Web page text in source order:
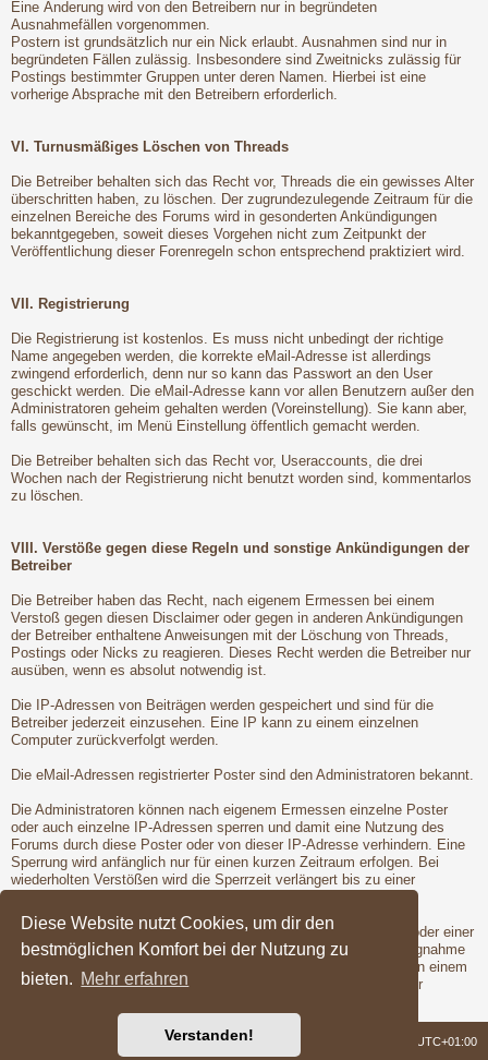
Diese Website nutzt Cookies, um dir den
bestmöglichen Komfort bei der Nutzung zu
bieten. Mehr erfahren
Verstanden!
Eine Änderung wird von den Betreibern nur in begründeten
Ausnahmefällen vorgenommen.
Postern ist grundsätzlich nur ein Nick erlaubt. Ausnahmen sind nur in
begründeten Fällen zulässig. Insbesondere sind Zweitnicks zulässig für
Postings bestimmter Gruppen unter deren Namen. Hierbei ist eine
vorherige Absprache mit den Betreibern erforderlich.
VI. Turnusmäßiges Löschen von Threads
Die Betreiber behalten sich das Recht vor, Threads die ein gewisses Alter
überschritten haben, zu löschen. Der zugrundezulegende Zeitraum für die
einzelnen Bereiche des Forums wird in gesonderten Ankündigungen
bekanntgegeben, soweit dieses Vorgehen nicht zum Zeitpunkt der
Veröffentlichung dieser Forenregeln schon entsprechend praktiziert wird.
VII. Registrierung
Die Registrierung ist kostenlos. Es muss nicht unbedingt der richtige
Name angegeben werden, die korrekte eMail-Adresse ist allerdings
zwingend erforderlich, denn nur so kann das Passwort an den User
geschickt werden. Die eMail-Adresse kann vor allen Benutzern außer den
Administratoren geheim gehalten werden (Voreinstellung). Sie kann aber,
falls gewünscht, im Menü Einstellung öffentlich gemacht werden.
Die Betreiber behalten sich das Recht vor, Useraccounts, die drei
Wochen nach der Registrierung nicht benutzt worden sind, kommentarlos
zu löschen.
VIII. Verstöße gegen diese Regeln und sonstige Ankündigungen der
Betreiber
Die Betreiber haben das Recht, nach eigenem Ermessen bei einem
Verstoß gegen diesen Disclaimer oder gegen in anderen Ankündigungen
der Betreiber enthaltene Anweisungen mit der Löschung von Threads,
Postings oder Nicks zu reagieren. Dieses Recht werden die Betreiber nur
ausüben, wenn es absolut notwendig ist.
Die IP-Adressen von Beiträgen werden gespeichert und sind für die
Betreiber jederzeit einzusehen. Eine IP kann zu einem einzelnen
Computer zurückverfolgt werden.
Die eMail-Adressen registrierter Poster sind den Administratoren bekannt.
Die Administratoren können nach eigenem Ermessen einzelne Poster
oder auch einzelne IP-Adressen sperren und damit eine Nutzung des
Forums durch diese Poster oder von dieser IP-Adresse verhindern. Eine
Sperrung wird anfänglich nur für einen kurzen Zeitraum erfolgen. Bei
wiederholten Verstößen wird die Sperrzeit verlängert bis zu einer
Vor der Löschung eines Nicks oder der Sperrung eines Posters oder einer
IP-Adresse wird dem betroffenen Poster Gelegenheit zur Stellungnahme
gegeben. Dies ist jedoch nur dann möglich, wenn der Verstoß von einem
registrierten Poster begangen wird. Erst nach der Gelegenheit zur
UTC+01:00